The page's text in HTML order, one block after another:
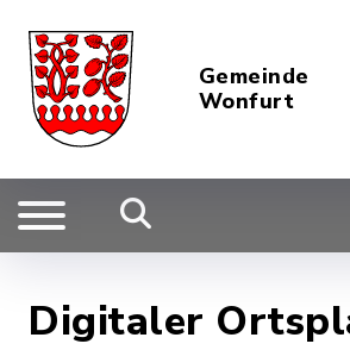
Gemeinde
Wonfurt
Digitaler